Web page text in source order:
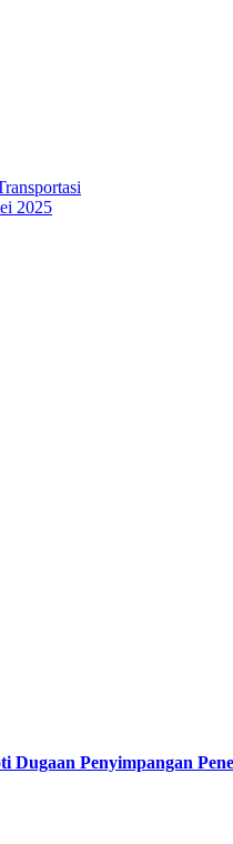
2025
Dugaan Penyimpangan